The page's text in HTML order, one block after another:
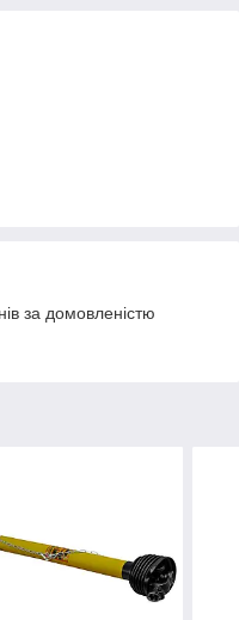
за домовленістю